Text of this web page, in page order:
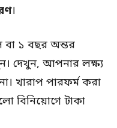
।
বা ১ বছর অন্তর
দেখুন, আপনার লক্ষ্য
খারাপ পারফর্ম করা
বিনিয়োগে টাকা